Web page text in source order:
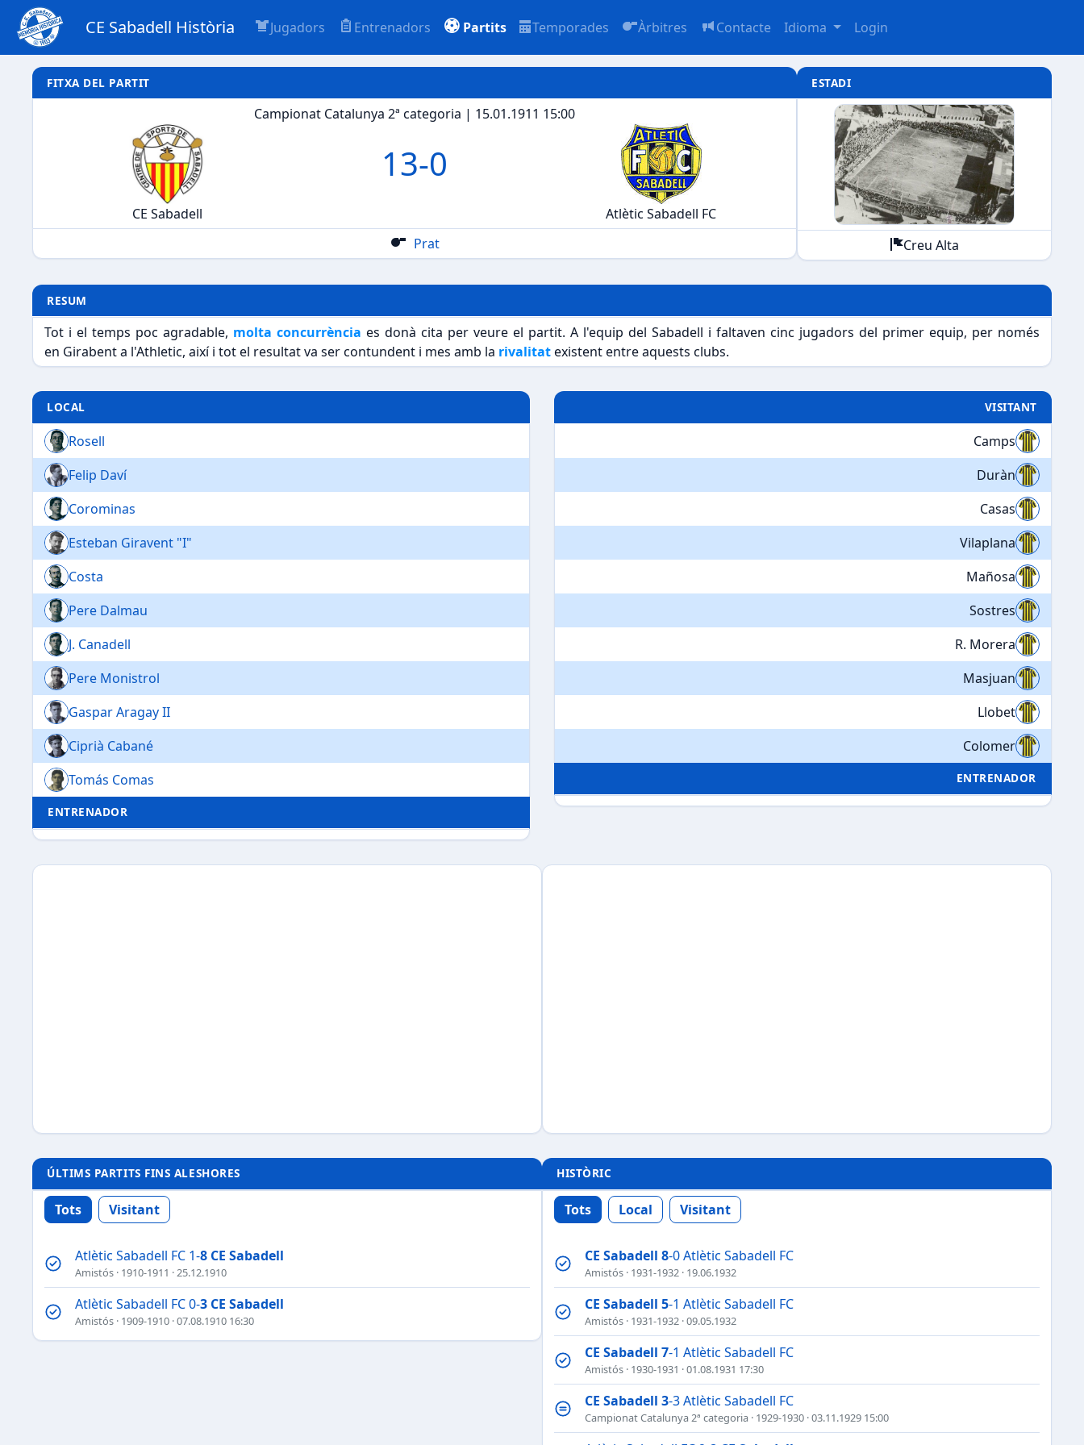
CE Sabadell Història Jugadors Entrenadors Partits Temporades Àrbitres Contacte Idioma Login
FITXA DEL PARTIT
Campionat Catalunya 2ª categoria | 15.01.1911 15:00
CE Sabadell
13-0
Atlètic Sabadell FC
Prat
ESTADI
Creu Alta
RESUM
Tot i el temps poc agradable, molta concurrència es donà cita per veure el partit. A l'equip del Sabadell i faltaven cinc jugadors del primer equip, per només
en Girabent a l'Athletic, així i tot el resultat va ser contundent i mes amb la rivalitatexistent entre aquests clubs.
LOCAL
Rosell
Felip Daví
Corominas
Esteban Giravent "I"
Costa
Pere Dalmau
J. Canadell
Pere Monistrol
Gaspar Aragay II
Ciprià Cabané
Tomás Comas
ENTRENADOR
VISITANT
Camps
Duràn
Casas
Vilaplana
Mañosa
Sostres
R. Morera
Masjuan
Llobet
Colomer
ENTRENADOR
ÚLTIMS PARTITS FINS ALESHORES
Tots Visitant
Atlètic Sabadell FC 1-8 CE Sabadell
Amistós · 1910-1911 · 25.12.1910
Atlètic Sabadell FC 0-3 CE Sabadell
Amistós · 1909-1910 · 07.08.1910 16:30
HISTÒRIC
Tots Local Visitant
CE Sabadell 8-0 Atlètic Sabadell FC
Amistós · 1931-1932 · 19.06.1932
CE Sabadell 5-1 Atlètic Sabadell FC
Amistós · 1931-1932 · 09.05.1932
CE Sabadell 7-1 Atlètic Sabadell FC
Amistós · 1930-1931 · 01.08.1931 17:30
CE Sabadell 3-3 Atlètic Sabadell FC
Campionat Catalunya 2ª categoria · 1929-1930 · 03.11.1929 15:00